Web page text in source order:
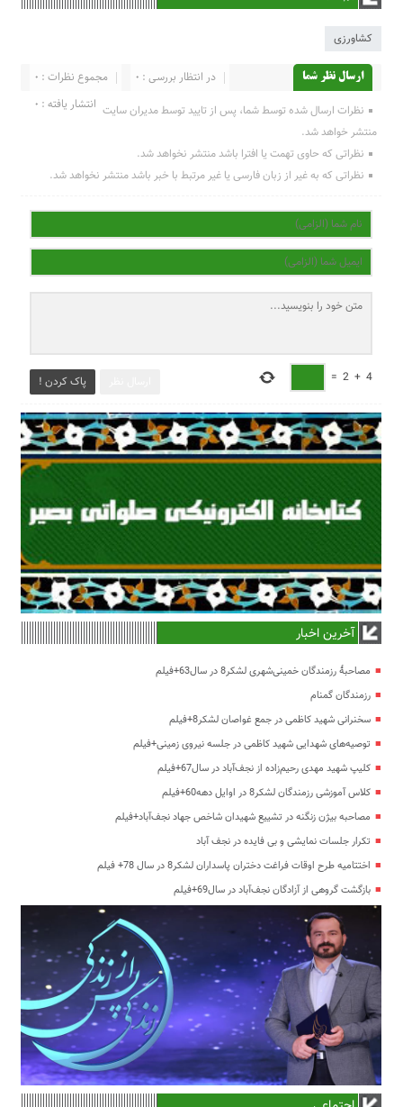
کشاورزی
ارسال نظر شما مجموع نظرات : 0
در انتظار بررسی : 0
انتشار یافته : 0 نظرات ارسال شده توسط شما، پس از تایید توسط مدیران سایت
منتشر خواهد شد.
نظراتی که حاوی تهمت یا افترا باشد منتشر نخواهد شد.
نظراتی که به غیر از زبان فارسی یا غیر مرتبط با خبر باشد منتشر نخواهد شد.
پاک کردن ! 4
+
2
=
آخرین اخبار
مصاحبۀ رزمندگان خمینی‌شهری لشکر8 در سال63+فیلم
رزمندگان گمنام
سخنرانی شهید کاظمی در جمع غواصان لشکر8+فیلم
توصیه‌های شهدایی شهید کاظمی در جلسه نیروی زمینی+فیلم
کلیپ شهید مهدی رحیم‌زاده از نجف‌آباد در سال67+فیلم
کلاس آموزشی رزمندگان لشکر8 در اوایل دهه60+فیلم
مصاحبه بیژن زنگنه در تشییع شهیدان شاخص جهاد نجف‌آباد+فیلم
تکرار جلسات نمایشی و بی فایده در نجف آباد
اختتامیه طرح اوقات فراغت دختران پاسداران لشکر8 در سال 78+ فیلم
بازگشت گروهی از آزادگان نجف‌آباد در سال69+فیلم